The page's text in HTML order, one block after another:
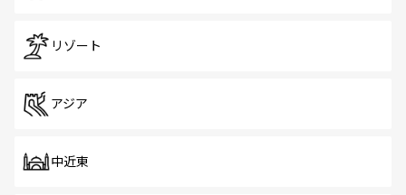
リゾート
アジア
中近東